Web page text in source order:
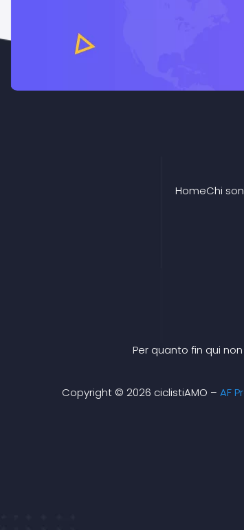
HomeChi
Per quanto fin qui
Copyright © 2026 ciclistiAMO – AF